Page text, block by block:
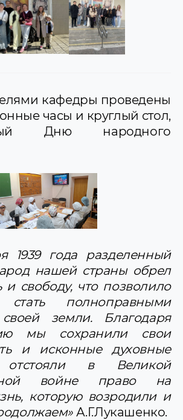
кафедры проведены
часы и круглый стол,
Дню народного
1939 года разделенный
нашей страны обрел
и свободу, что позволило
стать полноправными
земли. Благодаря
мы сохранили свои
и исконные духовные
отстояли в Великой
войне право на
которую возродили и
А.Г.Лукашенко.